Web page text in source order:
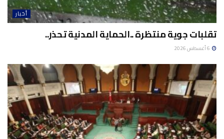
أخبار
تقلبات جوية منتظرة ..الحماية المدنية تحذر..